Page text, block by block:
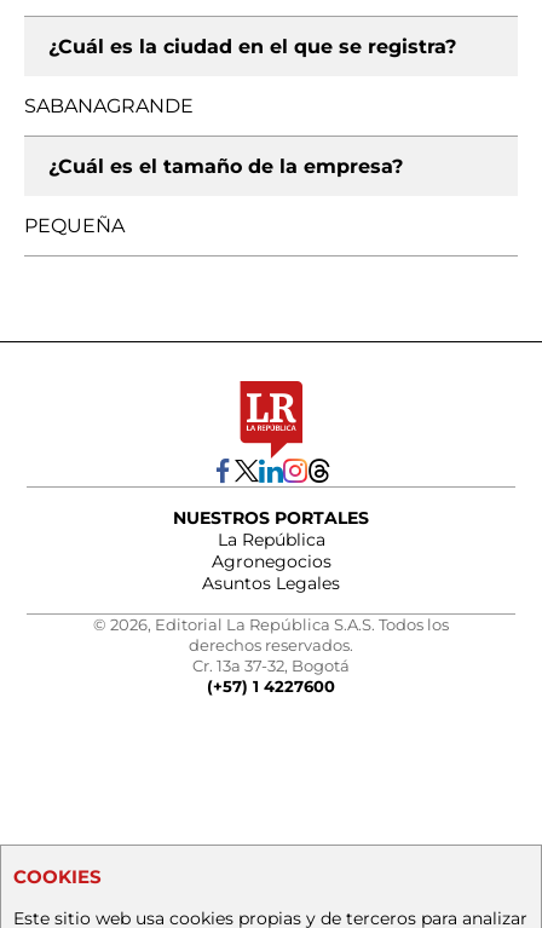
¿Cuál es la ciudad en el que se registra?
SABANAGRANDE
¿Cuál es el tamaño de la empresa?
PEQUEÑA
NUESTROS PORTALES
La República
Agronegocios
Asuntos Legales
© 2026, Editorial La República S.A.S. Todos los
derechos reservados.
Cr. 13a 37-32, Bogotá
(+57) 1 4227600
COOKIES
Este sitio web usa cookies propias y de terceros para analizar